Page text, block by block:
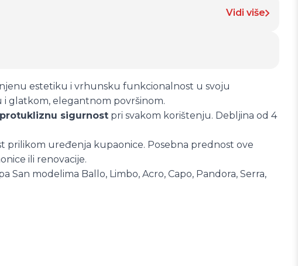
Vidi više
estetiku i vrhunsku funkcionalnost u svoju
i glatkom, elegantnom površinom.
protukliznu sigurnost pri svakom korištenju. Debljina od 4
prilikom uređenja kupaonice. Posebna prednost ove
ili renovacije.
San modelima Ballo, Limbo, Acro, Capo, Pandora, Serra,